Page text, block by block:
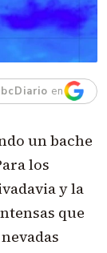
en
un bache
los
y la
que